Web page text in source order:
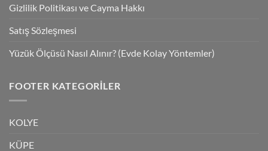
Gizlilik Politikası ve Cayma Hakkı
Satış Sözleşmesi
Yüzük Ölçüsü Nasıl Alınır? (Evde Kolay Yöntemler)
FOOTER KATEGORILER
KOLYE
KÜPE